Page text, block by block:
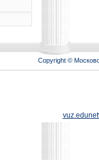
Copyright ©